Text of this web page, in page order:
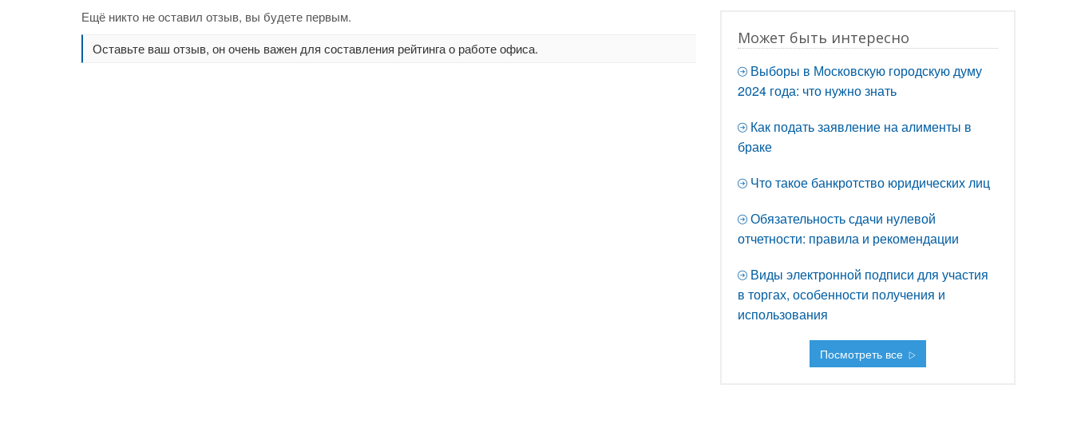
Ещё никто не оставил отзыв, вы будете первым.
Оставьте ваш отзыв, он очень важен для составления рейтинга о работе офиса.
Может быть интересно
Выборы в Московскую городскую думу
2024 года: что нужно знать
Как подать заявление на алименты в
браке
Что такое банкротство юридических лиц
Обязательность сдачи нулевой
отчетности: правила и рекомендации
Виды электронной подписи для участия
в торгах, особенности получения и
использования
Посмотреть все